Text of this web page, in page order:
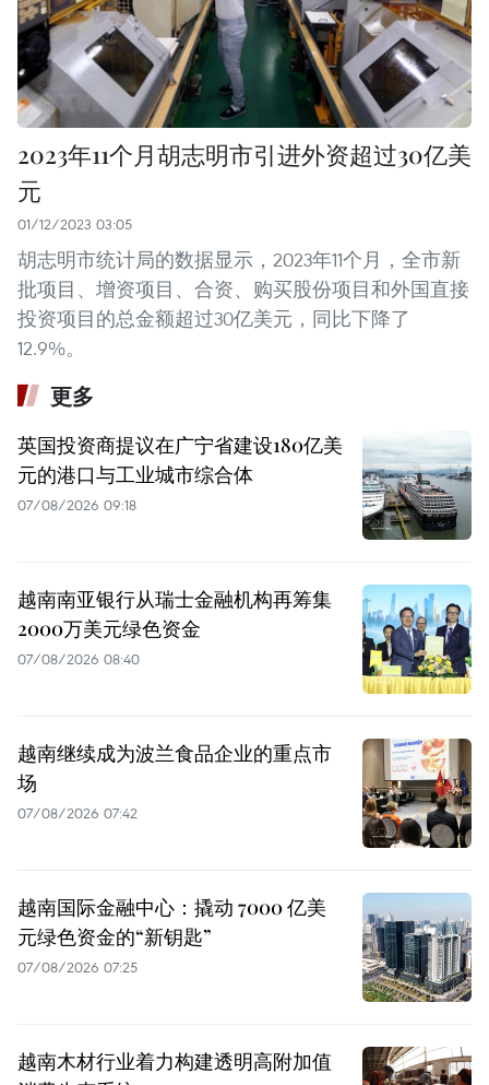
2023年11个月胡志明市引进外资超过30亿美
元
01/12/2023 03:05
胡志明市统计局的数据显示，2023年11个月，全市新
批项目、增资项目、合资、购买股份项目和外国直接
投资项目的总金额超过30亿美元，同比下降了
12.9%。
更多
英国投资商提议在广宁省建设180亿美
元的港口与工业城市综合体
07/08/2026 09:18
越南南亚银行从瑞士金融机构再筹集
2000万美元绿色资金
07/08/2026 08:40
越南继续成为波兰食品企业的重点市
场
07/08/2026 07:42
越南国际金融中心：撬动 7000 亿美
元绿色资金的“新钥匙”
07/08/2026 07:25
越南木材行业着力构建透明高附加值